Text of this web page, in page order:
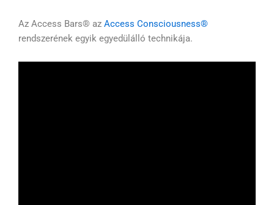
Az Access Bars® az Access Consciousness®
rendszerének egyik egyedülálló technikája.